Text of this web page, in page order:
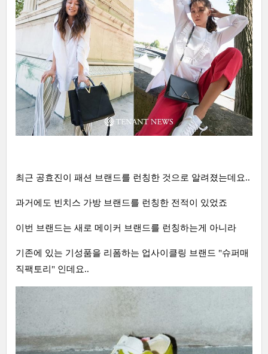
최근 공효진이 패션 브랜드를 런칭한 것으로 알려졌는데요..
과거에도 빈치스 가방 브랜드를 런칭한 전적이 있었죠
이번 브랜드는 새로 메이커 브랜드를 런칭하는게 아니라
기존에 있는 기성품을 리폼하는 업사이클링 브랜드 "슈퍼매
직팩토리" 인데요..